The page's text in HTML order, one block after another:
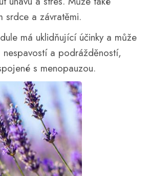
srdce a závratěmi.
má uklidňující účinky a může
a podrážděností,
s menopauzou.